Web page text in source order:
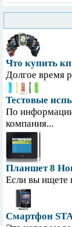
Что купить
Долгое время
Тестовые
По
компания...
Планшет 8
Если вы ищете
Смартфон